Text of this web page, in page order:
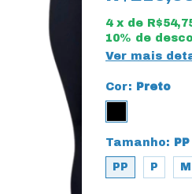
4 x de
10% de
Ver mais
Cor: Preto
Tamanho: PP
PP P M